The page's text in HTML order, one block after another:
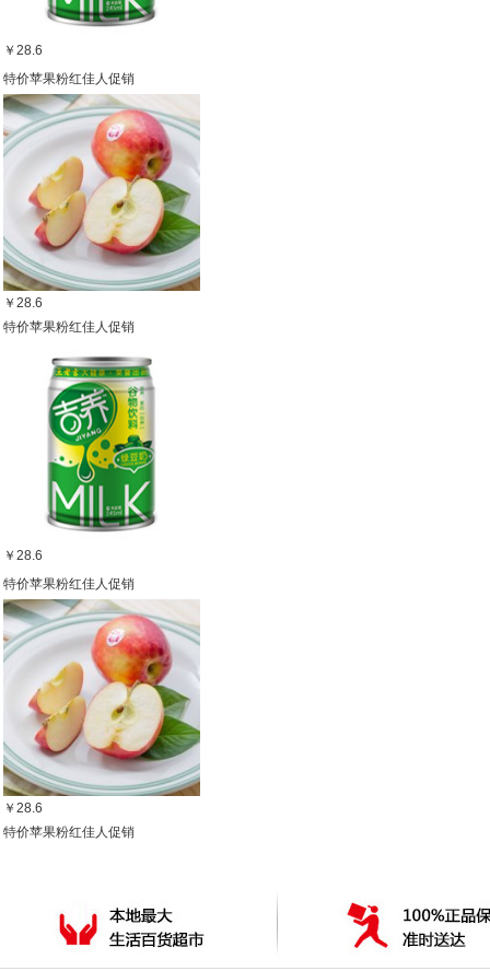
￥28.6
特价苹果粉红佳人促销
￥28.6
特价苹果粉红佳人促销
￥28.6
特价苹果粉红佳人促销
￥28.6
特价苹果粉红佳人促销